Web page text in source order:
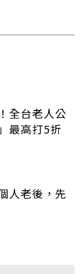
全台老人公
最高打5折
人老後，先